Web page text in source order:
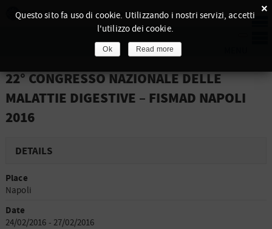
22° CONGRESSO NAZIONALE DELLE
MALATTIE DIGESTIVE – FISMAD NAPOLI
2016
DETAILS
Place
Napoli
Date
24/02/2016 - 27/02/2016
×
Questo sito fa uso di cookie. Utilizzando i nostri servizi, accetti
l'utilizzo dei cookie.
Ok Read more